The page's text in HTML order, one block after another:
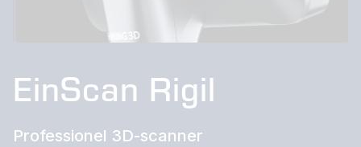
EinScan Rigil
Professionel 3D-scanner